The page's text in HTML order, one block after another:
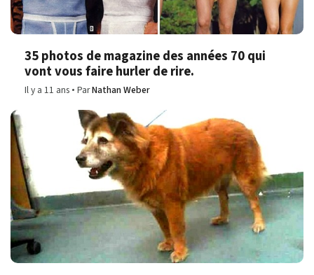
35 photos de magazine des années 70 qui
vont vous faire hurler de rire.
Il y a 11 ans ParNathan Weber